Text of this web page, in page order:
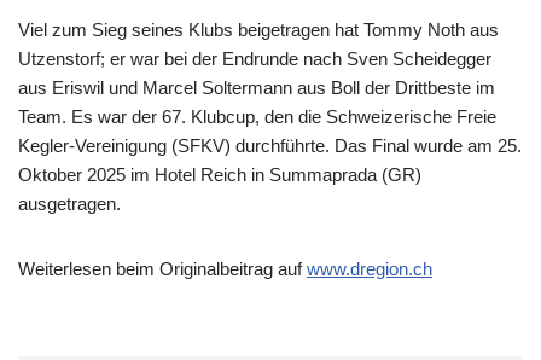
Viel zum Sieg seines Klubs beigetragen hat Tommy Noth aus
Utzenstorf; er war bei der Endrunde nach Sven Scheidegger
aus Eriswil und Marcel Soltermann aus Boll der Drittbes­te im
Team. Es war der 67. Klubcup, den die Schweizerische Freie
Kegler-Vereinigung (SFKV) durchführte. Das Final wurde am 25.
Oktober 2025 im Hotel Reich in Summaprada (GR)
ausgetragen.
Weiterlesen beim Originalbeitrag aufwww.dregion.ch